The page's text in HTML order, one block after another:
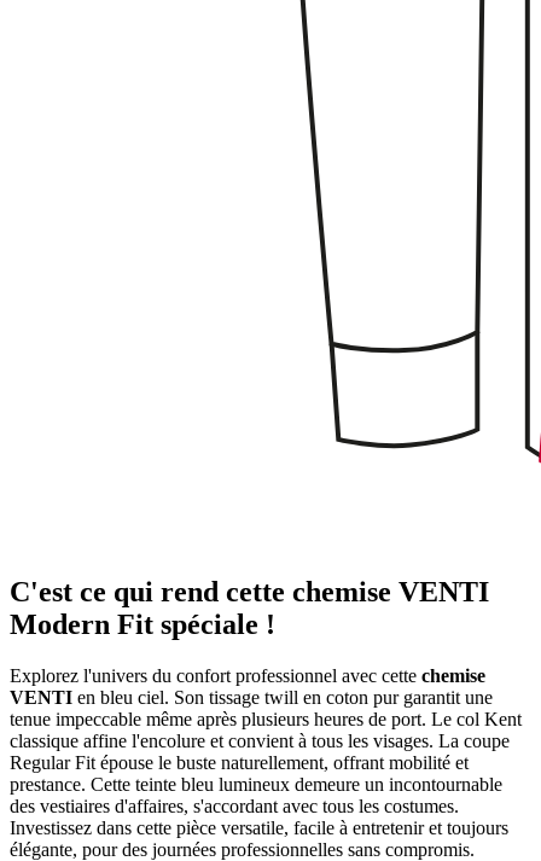
C'est ce qui rend cette chemise VENTI
Modern Fit spéciale !
Explorez l'univers du confort professionnel avec cette chemise
VENTI en bleu ciel. Son tissage twill en coton pur garantit une
tenue impeccable même après plusieurs heures de port. Le col Kent
classique affine l'encolure et convient à tous les visages. La coupe
Regular Fit épouse le buste naturellement, offrant mobilité et
prestance. Cette teinte bleu lumineux demeure un incontournable
des vestiaires d'affaires, s'accordant avec tous les costumes.
Investissez dans cette pièce versatile, facile à entretenir et toujours
élégante, pour des journées professionnelles sans compromis.